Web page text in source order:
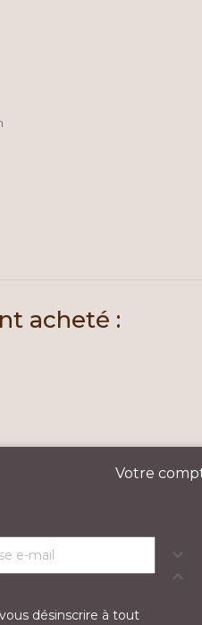
acheté :
Votre


désinscrire à tout